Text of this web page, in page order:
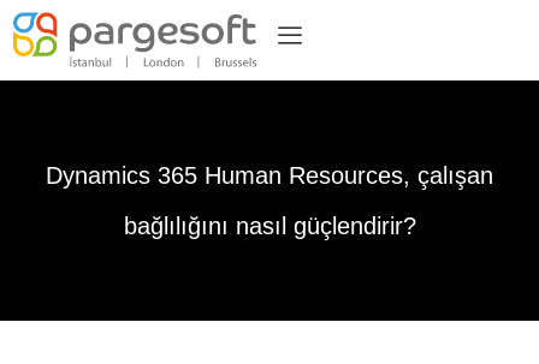
Dynamics 365 Human Resources, çalışan
bağlılığını nasıl güçlendirir?